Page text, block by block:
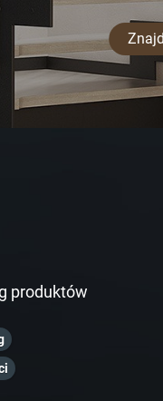
produktów